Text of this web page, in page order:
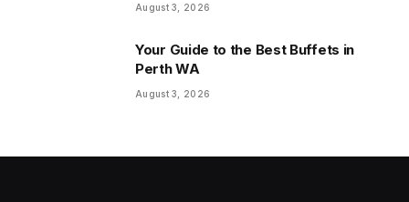
August 3, 2026
Your Guide to the Best Buffets in
Perth WA
August 3, 2026